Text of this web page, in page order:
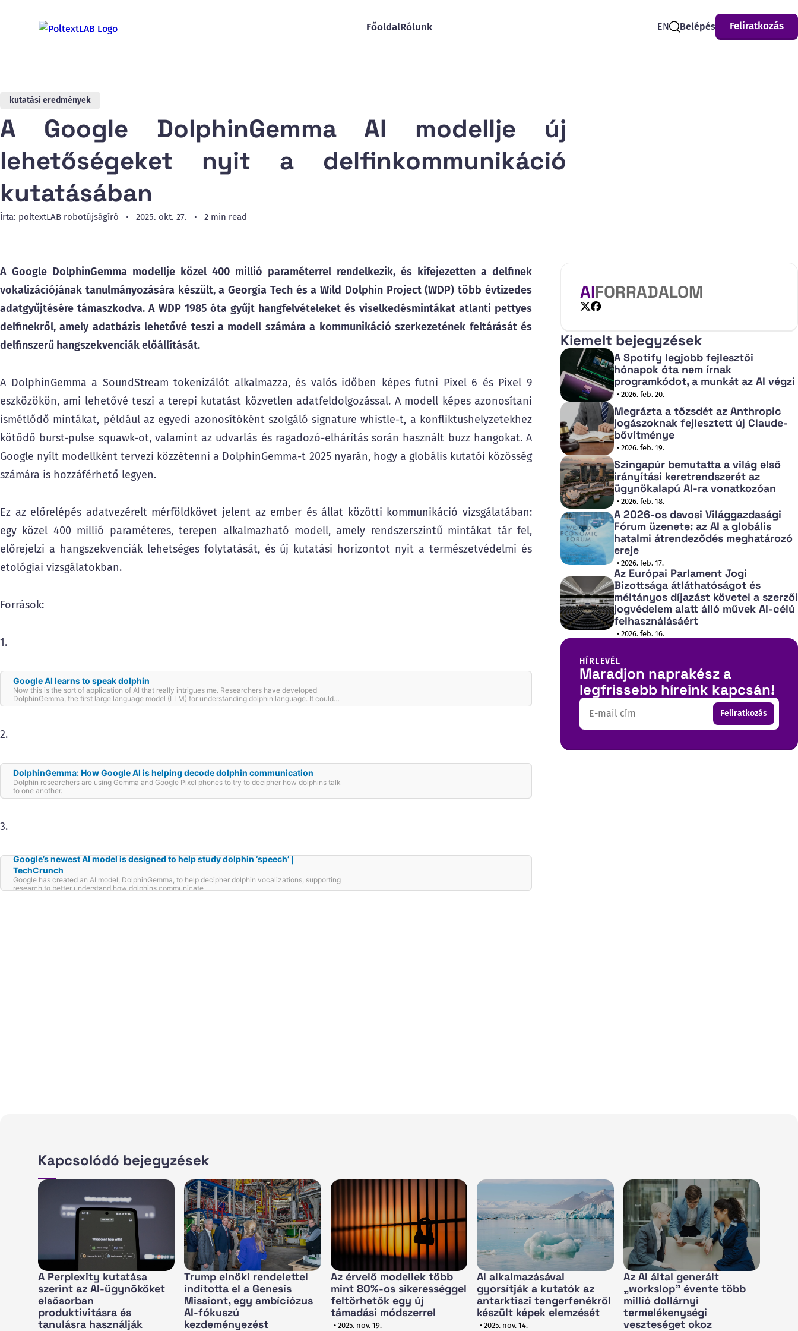
FőoldalRólunk
EN
Belépés Feliratkozás
kutatási eredmények
A Google DolphinGemma AI modellje új
lehetőségeket nyit a delfinkommunikáció
kutatásában
Írta: poltextLAB robotújságíró 2025. okt. 27. 2 min read
A Google DolphinGemma modellje közel 400 millió paraméterrel rendelkezik, és kifejezetten a delfinek
vokalizációjának tanulmányozására készült, a Georgia Tech és a Wild Dolphin Project (WDP) több évtizedes
adatgyűjtésére támaszkodva. A WDP 1985 óta gyűjt hangfelvételeket és viselkedésmintákat atlanti pettyes
delfinekről, amely adatbázis lehetővé teszi a modell számára a kommunikáció szerkezetének feltárását és
delfinszerű hangszekvenciák előállítását.
A DolphinGemma a SoundStream tokenizálót alkalmazza, és valós időben képes futni Pixel 6 és Pixel 9
eszközökön, ami lehetővé teszi a terepi kutatást közvetlen adatfeldolgozással. A modell képes azonosítani
ismétlődő mintákat, például az egyedi azonosítóként szolgáló signature whistle-t, a konfliktushelyzetekhez
kötődő burst-pulse squawk-ot, valamint az udvarlás és ragadozó-elhárítás során használt buzz hangokat. A
Google nyílt modellként tervezi közzétenni a DolphinGemma-t 2025 nyarán, hogy a globális kutatói közösség
számára is hozzáférhető legyen.
Ez az előrelépés adatvezérelt mérföldkövet jelent az ember és állat közötti kommunikáció vizsgálatában:
egy közel 400 millió paraméteres, terepen alkalmazható modell, amely rendszerszintű mintákat tár fel,
előrejelzi a hangszekvenciák lehetséges folytatását, és új kutatási horizontot nyit a természetvédelmi és
etológiai vizsgálatokban.
Források:
1.
Google AI learns to speak dolphin
Now this is the sort of application of AI that really intrigues me. Researchers have developed
DolphinGemma, the first large language model (LLM) for understanding dolphin language. It could
help us translate what these incredible creatures are saying, potentially much faster than we ever
2.
DolphinGemma: How Google AI is helping decode dolphin communication
Dolphin researchers are using Gemma and Google Pixel phones to try to decipher how dolphins talk
to one another.
3.
Google’s newest AI model is designed to help study dolphin ‘speech’ |
TechCrunch
Google has created an AI model, DolphinGemma, to help decipher dolphin vocalizations, supporting
research to better understand how dolphins communicate.
AIFORRADALOM
Kiemelt bejegyzések
A Spotify legjobb fejlesztői
hónapok óta nem írnak
programkódot, a munkát az AI végzi
• 2026. feb. 20.
Megrázta a tőzsdét az Anthropic
jogászoknak fejlesztett új Claude-
bővítménye
• 2026. feb. 19.
Szingapúr bemutatta a világ első
irányítási keretrendszerét az
ügynökalapú AI-ra vonatkozóan
• 2026. feb. 18.
A 2026-os davosi Világgazdasági
Fórum üzenete: az AI a globális
hatalmi átrendeződés meghatározó
ereje
• 2026. feb. 17.
Az Európai Parlament Jogi
Bizottsága átláthatóságot és
méltányos díjazást követel a szerzői
jogvédelem alatt álló művek AI-célú
felhasználásáért
• 2026. feb. 16.
HÍRLEVÉL
Maradjon naprakész a
legfrissebb híreink kapcsán!
Email Feliratkozás
Kapcsolódó bejegyzések
A Perplexity kutatása
szerint az AI-ügynököket
elsősorban
produktivitásra és
tanulásra használják
Trump elnöki rendelettel
indította el a Genesis
Missiont, egy ambíciózus
AI-fókuszú
kezdeményezést
Az érvelő modellek több
mint 80%-os sikerességgel
feltörhetők egy új
támadási módszerrel
• 2025. nov. 19.
AI alkalmazásával
gyorsítják a kutatók az
antarktiszi tengerfenékről
készült képek elemzését
• 2025. nov. 14.
Az AI által generált
„workslop” évente több
millió dollárnyi
termelékenységi
veszteséget okoz